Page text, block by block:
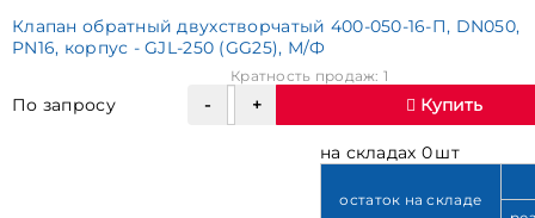
Клапан обратный двухстворчатый 400-050-16-П, DN050,
PN16, корпус - GJL-250 (GG25), М/Ф
По запросу
Кратность продаж: 1
Купить
на складах 0 шт
остаток на складе